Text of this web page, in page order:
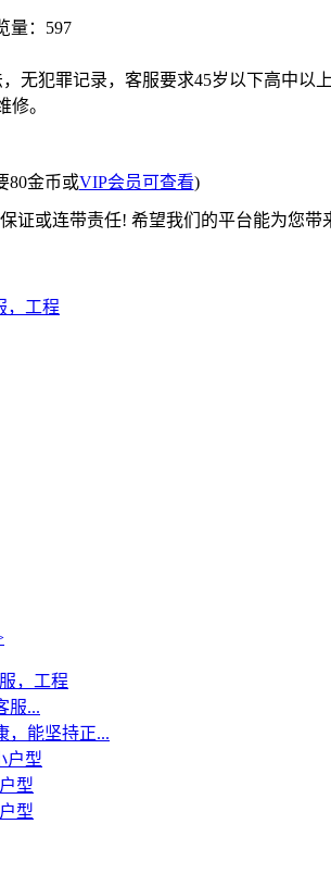
量：597
无犯罪记录，客服要求45岁以下高中以
修。
80金币或VIP会员可查看)
或连带责任! 希望我们的平台能为您带
，工程
服...
，能坚持正...
型
型